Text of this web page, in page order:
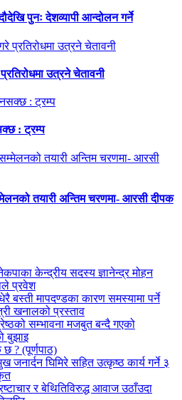
पुनः देशव्यापी आन्दोलन गर्ने
उत्रने चेतावनी
: ट्रम्प
तयारी अन्तिम चरणमा- आरसी दीपक
केन्द्रीय सदस्य ज्ञानेन्द्र मोहन
प्रवेश
बस्ती मापदण्डका कारण समस्यामा पर्ने
खनालको प्रस्ताव
सम्भावना मजबुत बन्दै गएको
बुझाइ
? (पूर्णपाठ)
जनार्दन घिमिरे सहित उत्कृष्ठ कार्य गर्ने ३
र बेथितिविरुद्ध आवाज उठाँउदा